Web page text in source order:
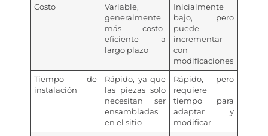
Costo
Variable,
generalmente
más costo-
eficiente a
largo plazo
Inicialmente
bajo, pero
puede
incrementar
con
modificaciones
Tiempo de
instalación
Rápido, ya que
las piezas solo
necesitan ser
ensambladas
en el sitio
Rápido, pero
requiere
tiempo para
adaptar y
modificar